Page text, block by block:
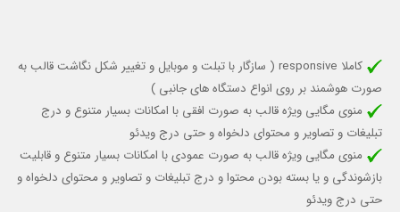
کاملا responsive ( سازگار با تبلت و موبایل و تغییر شکل نگاشت قالب به
صورت هوشمند بر روی انواع دستگاه های جانبی )
منوی مگایی ویژه قالب به صورت افقی با امكانات بسيار متنوع و درج
تبليغات و تصاوير و محتواي دلخواه و حتي درج ويدئو
منوی مگایی ویژه قالب به صورت عمودی با امكانات بسيار متنوع و قابلیت
بازشوندگی و یا بسته بودن محتوا و درج تبليغات و تصاوير و محتواي دلخواه و
حتي درج ويدئو